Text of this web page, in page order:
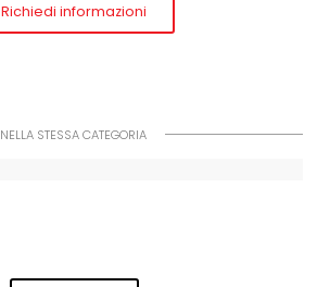
Richiedi informazioni
NELLA STESSA CATEGORIA